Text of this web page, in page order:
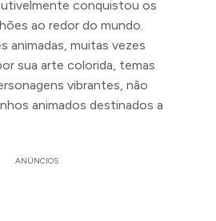
conquistou os
ao redor do mundo.
animadas, muitas vezes
sua arte colorida, temas
vibrantes, não
animados destinados a
ANÚNCIOS